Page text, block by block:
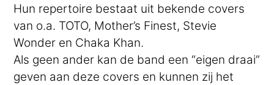
Hun repertoire bestaat uit bekende covers
van o.a. TOTO, Mother’s Finest, Stevie
Wonder en Chaka Khan.
Als geen ander kan de band een “eigen draai”
geven aan deze covers en kunnen zij het